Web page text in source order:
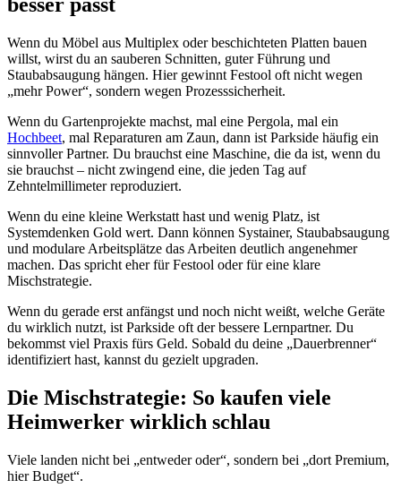
Wenn du Möbel aus Multiplex oder beschichteten Platten bauen
willst, wirst du an sauberen Schnitten, guter Führung und
Staubabsaugung hängen. Hier gewinnt Festool oft nicht wegen
„mehr Power“, sondern wegen Prozesssicherheit.
Wenn du Gartenprojekte machst, mal eine Pergola, mal ein
Hochbeet, mal Reparaturen am Zaun, dann ist Parkside häufig ein
sinnvoller Partner. Du brauchst eine Maschine, die da ist, wenn du
sie brauchst – nicht zwingend eine, die jeden Tag auf
Zehntelmillimeter reproduziert.
Wenn du eine kleine Werkstatt hast und wenig Platz, ist
Systemdenken Gold wert. Dann können Systainer, Staubabsaugung
und modulare Arbeitsplätze das Arbeiten deutlich angenehmer
machen. Das spricht eher für Festool oder für eine klare
Mischstrategie.
Wenn du gerade erst anfängst und noch nicht weißt, welche Geräte
du wirklich nutzt, ist Parkside oft der bessere Lernpartner. Du
bekommst viel Praxis fürs Geld. Sobald du deine „Dauerbrenner“
identifiziert hast, kannst du gezielt upgraden.
Die Mischstrategie: So kaufen viele
Heimwerker wirklich schlau
Viele landen nicht bei „entweder oder“, sondern bei „dort Premium,
hier Budget“.